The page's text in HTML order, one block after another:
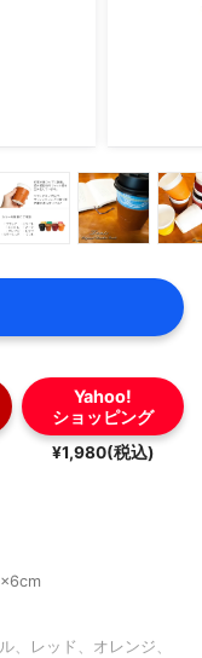
Yahoo!
ショッピング
¥1,980(税込)
、レッド、オレンジ、